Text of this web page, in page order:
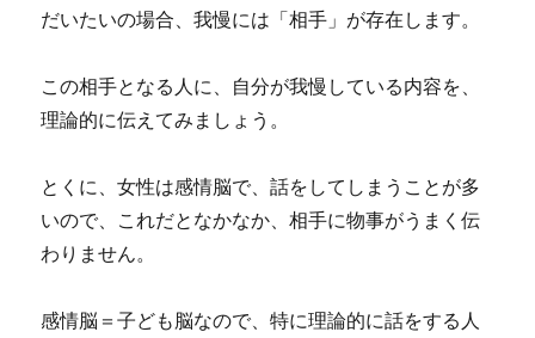
だいたいの場合、我慢には「相手」が存在します。
この相手となる人に、自分が我慢している内容を、
理論的に伝えてみましょう。
とくに、女性は感情脳で、話をしてしまうことが多
いので、これだとなかなか、相手に物事がうまく伝
わりません。
感情脳＝子ども脳なので、特に理論的に話をする人